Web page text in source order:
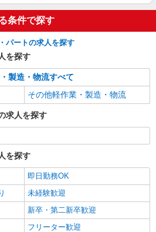
条件で探す
パートの求人を探す
を探す
製造・物流すべて
その他軽作業・製造・物流
求人を探す
を探す
即日勤務OK
未経験歓迎
新卒・第二新卒歓迎
フリーター歓迎